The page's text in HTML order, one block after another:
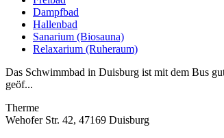
Dampfbad
Hallenbad
Sanarium (Biosauna)
Relaxarium (Ruheraum)
Das Schwimmbad in Duisburg ist mit dem Bus
geöf...
Therme
Wehofer Str. 42, 47169 Duisburg